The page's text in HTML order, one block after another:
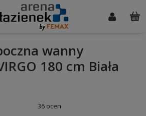
wanny
180 cm Biała
36 ocen